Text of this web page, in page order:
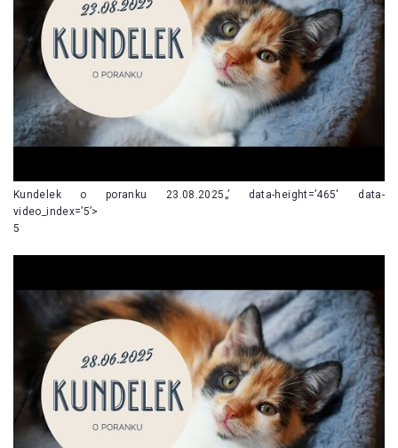
Kundelek o poranku 23.08.2025„’ data-height=’465′ data-
video_index=’5’>
5